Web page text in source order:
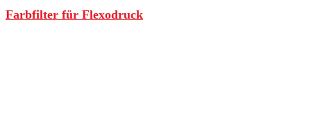
Farbfilter für Flexodruck